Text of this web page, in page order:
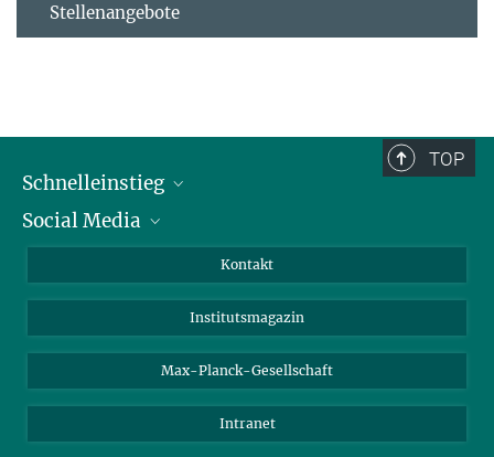
Stellenangebote
TOP
Schnelleinstieg
Alumni
Schulen
Studierende
Social Media
Facebook
YouTube
Kontakt
Institutsmagazin
Max-Planck-Gesellschaft
Intranet